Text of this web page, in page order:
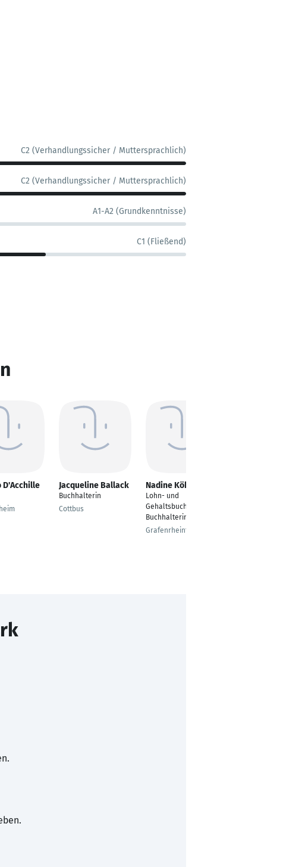
C2 (Verhandlungssicher / Muttersprachlich)
C2 (Verhandlungssicher / Muttersprachlich)
A1-A2 (Grundkenntnisse)
C1 (Fließend)
D'Acchille Jacqueline Ballack
Buchhalterin
Cottbus
Nadine Köhler
Lohn- und
Gehaltsbuchhalterin/
Buchhalterin
Grafenrheinfeld